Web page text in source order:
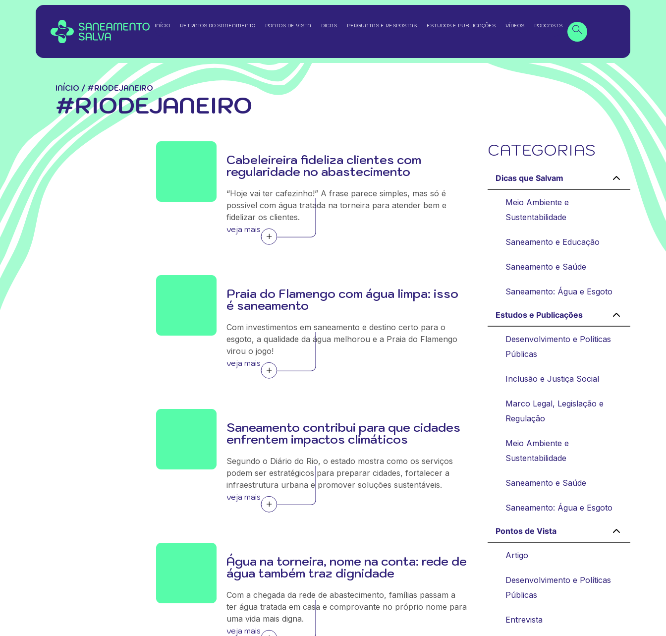
INÍCIO RETRATOS DO SANEAMENTO PONTOS DE VISTA DICAS PERGUNTAS E RESPOSTAS ESTUDOS E PUBLICAÇÕES VÍDEOS PODCASTS
INÍCIO / #RIODEJANEIRO
#RIODEJANEIRO
Cabeleireira fideliza clientes com
regularidade no abastecimento
“Hoje vai ter cafezinho!” A frase parece simples, mas só é
possível com água tratada na torneira para atender bem e
fidelizar os clientes.
veja mais
Praia do Flamengo com água limpa: isso
é saneamento
Com investimentos em saneamento e destino certo para o
esgoto, a qualidade da água melhorou e a Praia do Flamengo
virou o jogo!
veja mais
Saneamento contribui para que cidades
enfrentem impactos climáticos
Segundo o Diário do Rio, o estado mostra como os serviços
podem ser estratégicos para preparar cidades, fortalecer a
infraestrutura urbana e promover soluções sustentáveis.
veja mais
Água na torneira, nome na conta: rede de
água também traz dignidade
Com a chegada da rede de abastecimento, famílias passam a
ter água tratada em casa e comprovante no próprio nome para
uma vida mais digna.
veja mais
CATEGORIAS
Dicas que Salvam
Meio Ambiente e
Sustentabilidade
Saneamento e Educação
Saneamento e Saúde
Saneamento: Água e Esgoto
Estudos e Publicações
Desenvolvimento e Políticas
Públicas
Inclusão e Justiça Social
Marco Legal, Legislação e
Regulação
Meio Ambiente e
Sustentabilidade
Saneamento e Saúde
Saneamento: Água e Esgoto
Pontos de Vista
Artigo
Desenvolvimento e Políticas
Públicas
Entrevista